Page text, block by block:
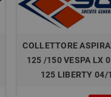
COLLETTORE
125 /150 VESPA LX
125 LIBERTY 04/